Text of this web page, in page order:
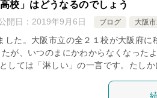
校」はどうなるのでしょう
開日： 2019年9月6日 ブログ 大阪
した。大阪市立の全２１校が大阪府に
が、いつのまにかわからなくなった
しては「淋しい」の一言です。たし